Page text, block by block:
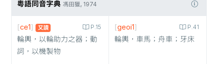
粵語同音字典 馮田獵, 1974
P.15
[ce1] 又讀
輪輿，以輪助力之器；動
詞，以機製物
P.41
[geoi1]
輪輿，車馬；舟車；牙床